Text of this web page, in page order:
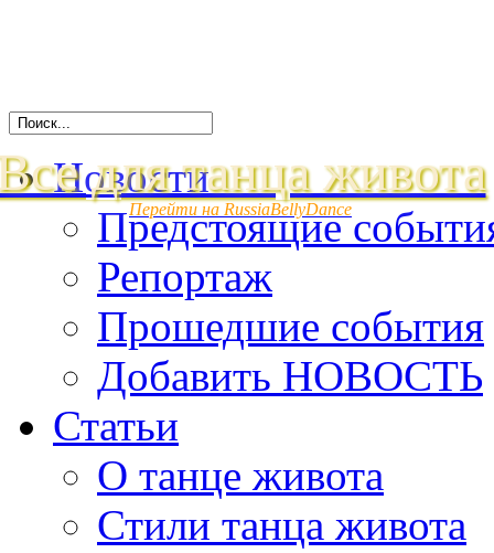
для танца живота
Перейти на RussiaBellyDance
Новости
Предстоящие
Репортаж
Прошедшие события
Добавить НОВОСТЬ
Статьи
О танце живота
Стили танца живота